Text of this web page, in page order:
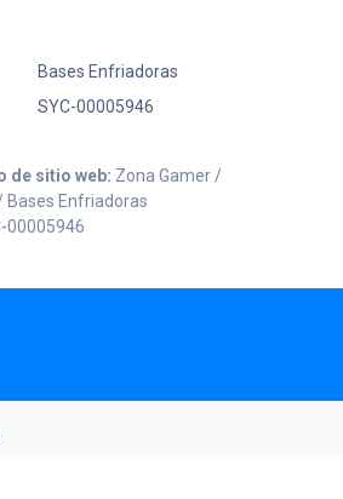
Bases Enfriadoras
SYC-00005946
de sitio web: Zona Gamer /
Enfriadoras
00005946